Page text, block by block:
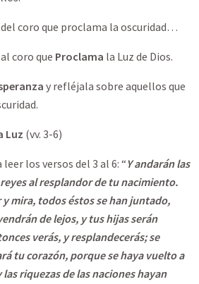
coro que proclama la oscuridad…
coro que Proclama la Luz de Dios.
y refléjala sobre aquellos que
Luz (vv. 3-6)
los versos del 3 al 6: “Y andarán las
al resplandor de tu nacimiento.
mira, todos éstos se han juntado,
de lejos, y tus hijas serán
verás, y resplandecerás; se
tu corazón, porque se haya vuelto a
riquezas de las naciones hayan